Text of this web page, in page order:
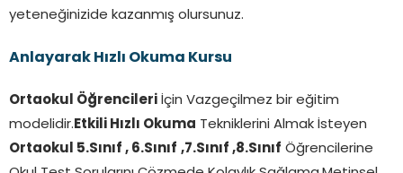
yeteneğinizide kazanmış olursunuz.
Anlayarak Hızlı Okuma Kursu
Ortaokul Öğrencileri İçin Vazgeçilmez bir eğitim
modelidir.Etkili Hızlı Okuma Tekniklerini Almak İsteyen
Ortaokul 5.Sınıf , 6.Sınıf ,7.Sınıf ,8.Sınıf Öğrencilerine